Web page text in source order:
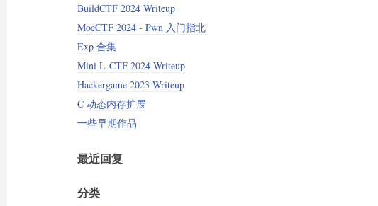
BuildCTF 2024 Writeup
MoeCTF 2024 - Pwn 入门指北
Exp 合集
Mini L-CTF 2024 Writeup
Hackergame 2023 Writeup
C 动态内存扩展
一些早期作品
最近回复
分类